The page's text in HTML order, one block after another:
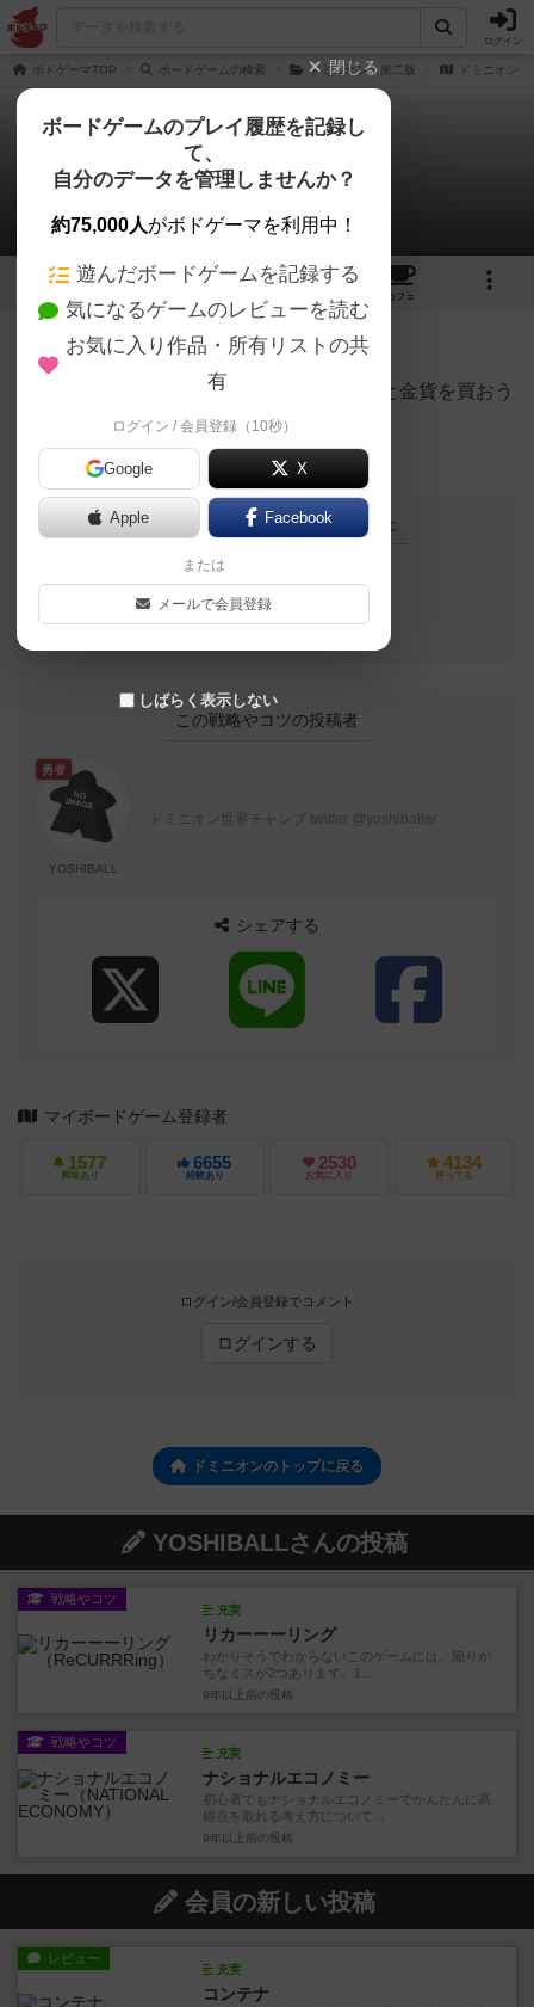
ログイン
ボドゲーマTOP ボードゲームの検索 ドミニオン：第二版 ドミニオン
ドミニオン
YOSHIBALLさんの戦略やコツ
11 15 86
カフェ
623名 0名 0 9年以上前
アクションばかりじゃなくてちゃんと銀貨と金貨を買おう
ゲームが終わると思ったら勝利点を買おう
この投稿に 名が ナイス！しました
ナイス！
この戦略やコツの投稿者
勇者
YOSHIBALL
ドミニオン世界チャンプ twitter @yoshiballer
シェアする
マイボードゲーム登録者
1577
興味あり
6655
経験あり
2530
お気に入り
4134
持ってる
ログイン/会員登録でコメント
ログインする
ドミニオンのトップに戻る
YOSHIBALLさんの投稿
戦略やコツ
充実
リカーーーリング
わかりそうでわからないこのゲームには、陥りが
ちなミスが2つあります。1...
9年以上前 の投稿
戦略やコツ
充実
ナショナルエコノミー
初心者でもナショナルエコノミーでかんたんに高
得点を取れる考え方について...
9年以上前 の投稿
会員の新しい投稿
レビュー
充実
コンテナ
閉じる
ボードゲームのプレイ履歴を記録し
て、
自分のデータを管理しませんか？
約75,000人がボドゲーマを利用中！
遊んだボードゲームを記録する
気になるゲームのレビューを読む
お気に入り作品・所有リストの共
有
ログイン / 会員登録（10秒）
Google X
Apple Facebook
または
メールで会員登録
しばらく表示しない